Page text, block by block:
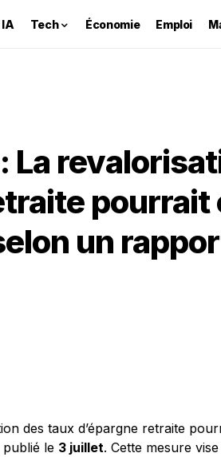
IA Tech Économie Emploi
La
pourrait
un
des taux d’épargne retraite
le 3 juillet. Cette mesure